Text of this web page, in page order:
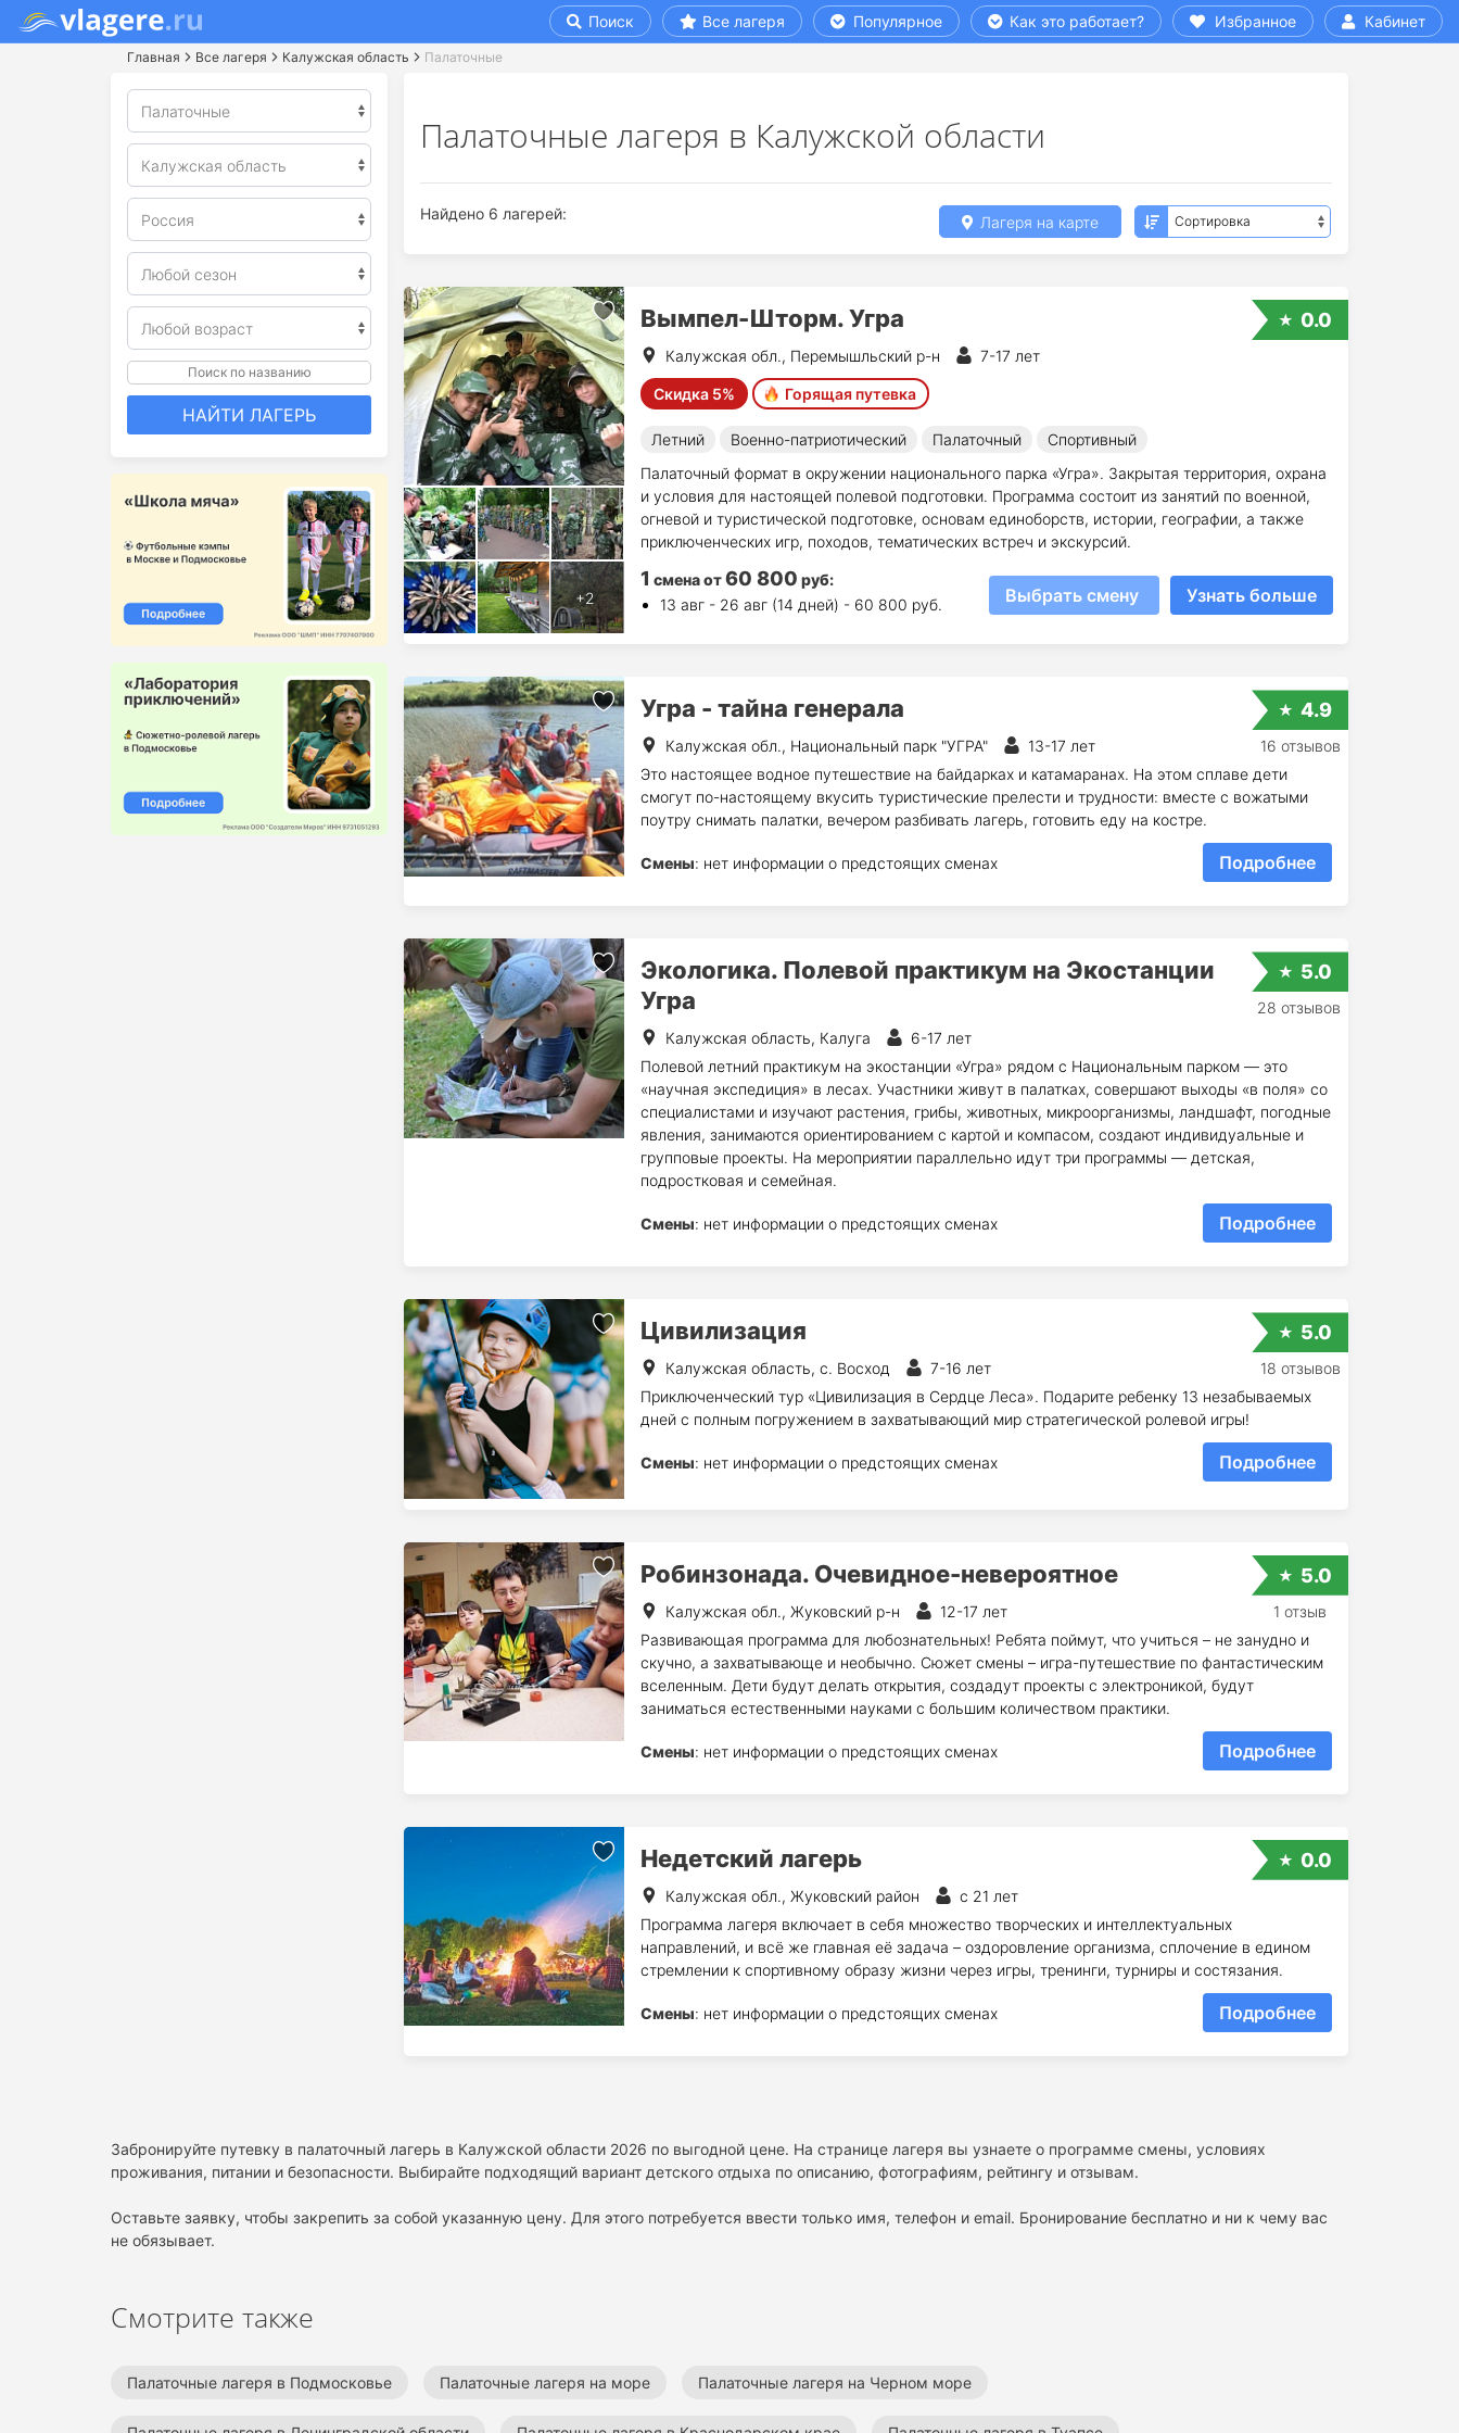
Поиск Все лагеря Популярное Как это работает? Избранное Кабинет
Главная Все лагеря Калужская область Палаточные
Поиск по названию
НАЙТИ ЛАГЕРЬ
Палаточные лагеря в Калужской области
Найдено 6 лагерей: Лагеря на карте
Вымпел-Шторм. Угра
Калужская обл., Перемышльский р-н 7-17 лет
Скидка 5% Горящая путевка
Летний Военно-патриотический Палаточный
Спортивный
Палаточный формат в окружении национального парка «Угра». Закрытая территория, охрана
и условия для настоящей полевой подготовки. Программа состоит из занятий по военной,
огневой и туристической подготовке, основам единоборств, истории, географии, а также
приключенческих игр, походов, тематических встреч и экскурсий.
1 сменаот60 800 руб:
13 авг - 26 авг (14 дней) - 60 800 руб.
Выбрать смену Узнать больше
0.0
Угра - тайна генерала
Калужская обл., Национальный парк "УГРА"
13-17 лет
Это настоящее водное путешествие на байдарках и катамаранах. На этом сплаве дети
смогут по-настоящему вкусить туристические прелести и трудности: вместе с вожатыми
поутру снимать палатки, вечером разбивать лагерь, готовить еду на костре.
Смены: нет информации о предстоящих сменах Подробнее
4.9
16 отзывов
Экологика. Полевой практикум на Экостанции
Угра
Калужская область, Калуга
6-17 лет
Полевой летний практикум на экостанции «Угра» рядом с Национальным парком — это
«научная экспедиция» в лесах. Участники живут в палатках, совершают выходы «в поля» со
специалистами и изучают растения, грибы, животных, микроорганизмы, ландшафт, погодные
явления, занимаются ориентированием с картой и компасом, создают индивидуальные и
групповые проекты. На мероприятии параллельно идут три программы — детская,
подростковая и семейная.
Смены: нет информации о предстоящих сменах Подробнее
5.0
28 отзывов
Цивилизация
Калужская область, с. Восход
7-16 лет
Приключенческий тур «Цивилизация в Сердце Леса». Подарите ребенку 13 незабываемых
дней с полным погружением в захватывающий мир стратегической ролевой игры!
Смены: нет информации о предстоящих сменах Подробнее
5.0
18 отзывов
Робинзонада. Очевидное-невероятное
Калужская обл., Жуковский р-н
12-17 лет
Развивающая программа для любознательных! Ребята поймут, что учиться – не занудно и
скучно, а захватывающе и необычно. Сюжет смены – игра-путешествие по фантастическим
вселенным. Дети будут делать открытия, создадут проекты с электроникой, будут
заниматься естественными науками с большим количеством практики.
Смены: нет информации о предстоящих сменах Подробнее
5.0
1 отзыв
Недетский лагерь
Калужская обл., Жуковский район
с 21 лет
Программа лагеря включает в себя множество творческих и интеллектуальных
направлений, и всё же главная её задача – оздоровление организма, сплочение в едином
стремлении к спортивному образу жизни через игры, тренинги, турниры и состязания.
Смены: нет информации о предстоящих сменах Подробнее
0.0
Забронируйте путевку в палаточный лагерь в Калужской области 2026 по выгодной цене. На странице лагеря вы узнаете о программе смены, условиях
проживания, питании и безопасности. Выбирайте подходящий вариант детского отдыха по описанию, фотографиям, рейтингу и отзывам.
Оставьте заявку, чтобы закрепить за собой указанную цену. Для этого потребуется ввести только имя, телефон и email. Бронирование бесплатно и ни к чему вас
не обязывает.
Смотрите также
Палаточные лагеря в Подмосковье Палаточные лагеря на море Палаточные лагеря на Черном море